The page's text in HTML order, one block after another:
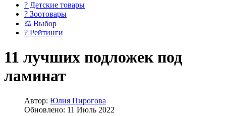
? Детские товары
? Зоотовары
⚖ Выбор
? Рейтинги
11 лучших подложек под
ламинат
Автор: Юлия Пирогова
Обновлено: 11 Июль 2022